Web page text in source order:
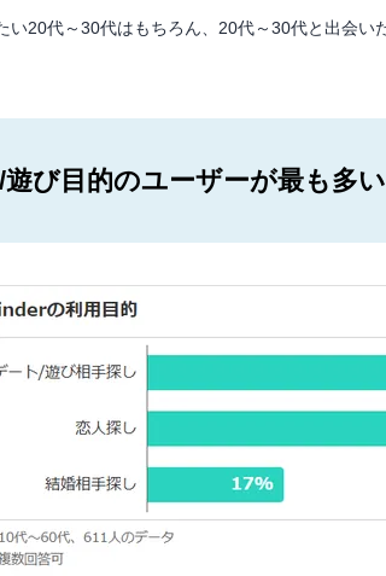
い20代～30代はもちろん、20代～30代と出会い
び目的のユーザーが最も多い